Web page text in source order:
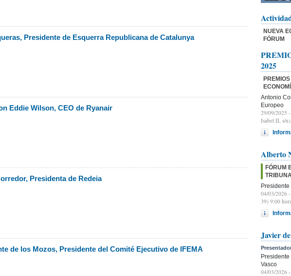
Presidente de Esquerra Republicana de Catalunya
Eddie Wilson, CEO de Ryanair
Presidenta de Redeia
de los Mozos, Presidente del Comité Ejecutivo de IFEMA
NUEVA
FÓRUM
2025
Antonio
Europeo
29/09/2025
Isabel II, s/
Alberto
FÓRUM
04/03/2026
39) 9:00
Javier
Vasco
04/03/2026